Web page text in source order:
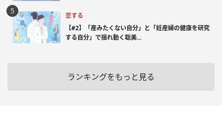
恋する
【#2】「産みたくない自分」と「妊産婦の健康を研究
する自分」で揺れ動く聡美...
ランキングをもっと見る